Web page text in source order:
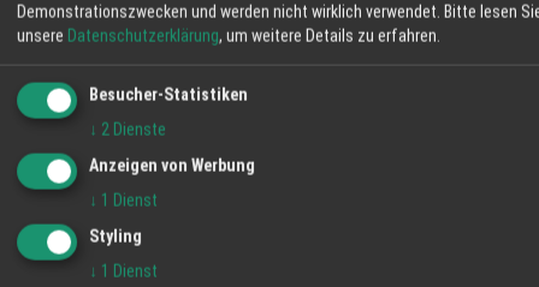
Rechtssicherheit
Effizienzsteigerung
TEILEN
WER WIR SIND - Ihr Expertenteam
Demonstrationszwecken und werden nicht wirklich verwendet. Bitte lesen
unsere Datenschutzerklärung, um weitere Details zu erfahren.
Besucher-Statistiken
↓ 2 Dienste
Anzeigen von Werbung
↓ 1 Dienst
Styling
↓ 1 Dienst